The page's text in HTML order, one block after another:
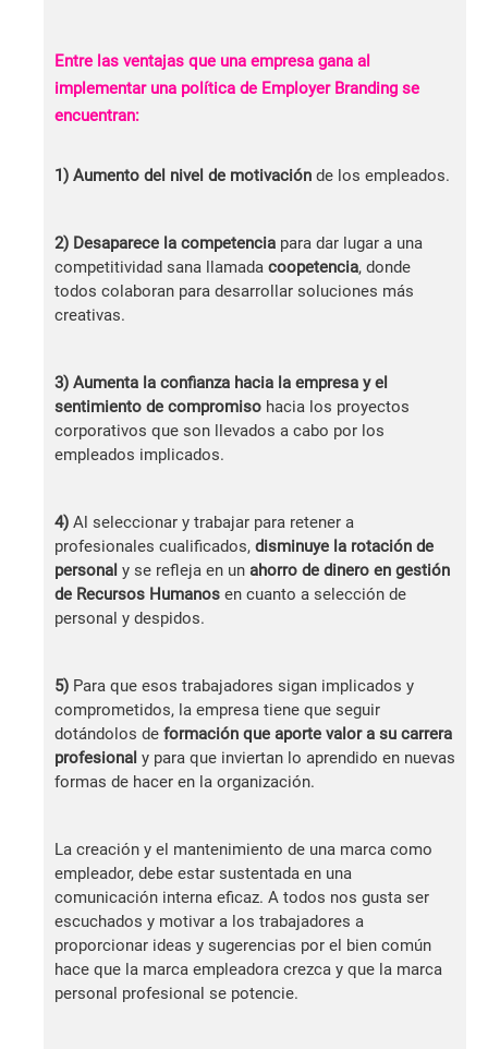
Entre las ventajas que una empresa gana al
implementar una política de Employer Branding se
encuentran:
1) Aumento del nivel de motivación de los empleados.
2) Desaparece la competencia para dar lugar a una
competitividad sana llamada coopetencia, donde
todos colaboran para desarrollar soluciones más
creativas.
3) Aumenta la confianza hacia la empresa y el
sentimiento de compromiso hacia los proyectos
corporativos que son llevados a cabo por los
empleados implicados.
4) Al seleccionar y trabajar para retener a
profesionales cualificados, disminuye la rotación de
personal y se refleja en un ahorro de dinero en gestión
de Recursos Humanos en cuanto a selección de
personal y despidos.
5) Para que esos trabajadores sigan implicados y
comprometidos, la empresa tiene que seguir
dotándolos de formación que aporte valor a su carrera
profesional y para que inviertan lo aprendido en nuevas
formas de hacer en la organización.
La creación y el mantenimiento de una marca como
empleador, debe estar sustentada en una
comunicación interna eficaz. A todos nos gusta ser
escuchados y motivar a los trabajadores a
proporcionar ideas y sugerencias por el bien común
hace que la marca empleadora crezca y que la marca
personal profesional se potencie.